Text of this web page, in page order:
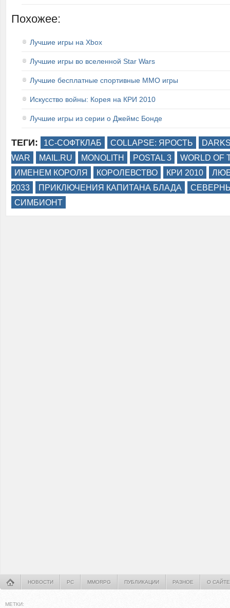
Похожее:
Лучшие игры на Xbox
Лучшие игры во вселенной Star Wars
Лучшие бесплатные спортивные ММО игры
Искусство войны: Корея на КРИ 2010
Лучшие игры из серии о Джеймс Бонде
ТЕГИ: 1C-СОФТКЛАБ COLLAPSE: ЯРОСТЬ
WAR
MAIL.RU MONOLITH POSTAL 3
WORLD OF
ИМЕНЕМ КОРОЛЯ
КОРОЛЕВСТВО КРИ 2010
2033
ПРИКЛЮЧЕНИЯ КАПИТАНА БЛАДА
СИМБИОНТ
НОВОСТИ PC MMORPG ПУБЛИКАЦИИ РАЗНОЕ О САЙТЕ
МЕТКИ: